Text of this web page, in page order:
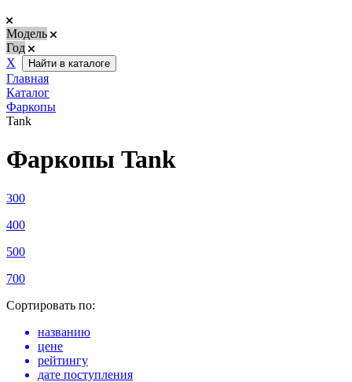
Модель
Год
Х
Найти в каталоге
Главная
Каталог
Фаркопы
Tank
Фаркопы Tank
300
400
500
700
Сортировать по:
названию
цене
рейтингу
дате поступления